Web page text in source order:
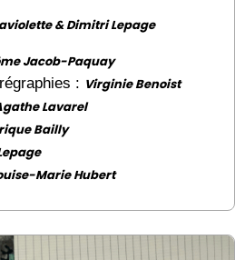
& Dimitri Lepage
Jacob-Paquay
: Virginie Benoist
Lavarel
Bailly
Marie Hubert